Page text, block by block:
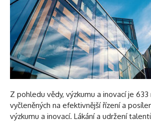
Z pohledu vědy, výzkumu a inovací je 633
vyčleněných na efektivnější řízení a
výzkumu a inovací. Lákání a udržení